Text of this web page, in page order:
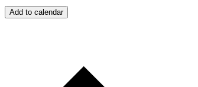
Add to calendar